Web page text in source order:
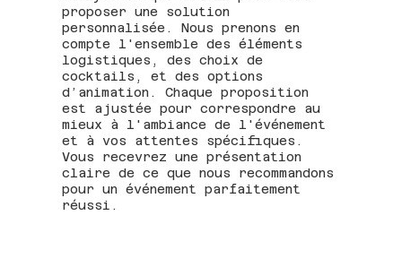
proposer une solution
personnalisée. Nous prenons en
compte l'ensemble des éléments
logistiques, des choix de
cocktails, et des options
d’animation. Chaque proposition
est ajustée pour correspondre au
mieux à l'ambiance de l'événement
et à vos attentes spécifiques.
Vous recevrez une présentation
claire de ce que nous recommandons
pour un événement parfaitement
réussi.